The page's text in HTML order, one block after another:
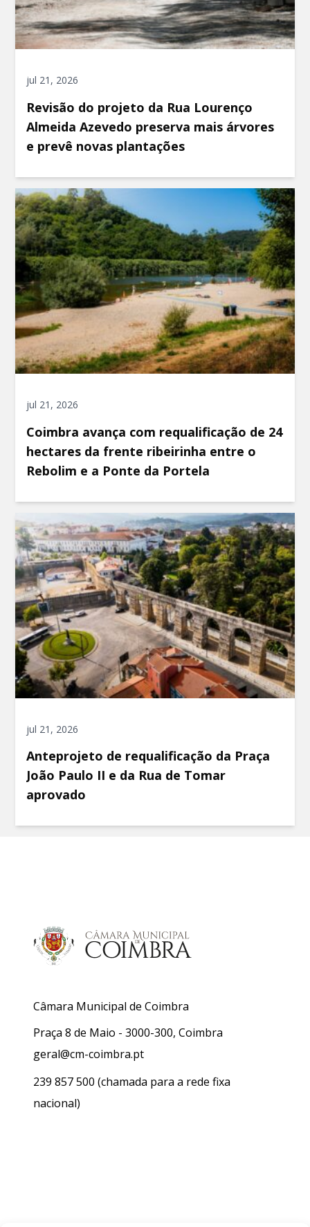
jul 21, 2026
Revisão do projeto da Rua Lourenço
Almeida Azevedo preserva mais árvores
e prevê novas plantações
jul 21, 2026
Coimbra avança com requalificação de 24
hectares da frente ribeirinha entre o
Rebolim e a Ponte da Portela
jul 21, 2026
Anteprojeto de requalificação da Praça
João Paulo II e da Rua de Tomar
aprovado
Câmara Municipal de Coimbra
Praça 8 de Maio - 3000-300, Coimbra
geral@cm-coimbra.pt
239 857 500 (chamada para a rede fixa
nacional)